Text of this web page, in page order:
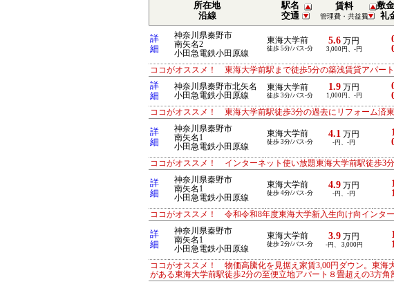
所在地
沿線
駅名
交通
賃料
管理費・共益費
敷金
礼
詳
細
神奈川県秦野市
南矢名2
小田急電鉄小田原線
東海大学前
徒歩 5分/バス-分
5.6 万円
3,000円、-円
ココがオススメ！ 東海大学前駅まで徒歩5分の築浅賃貸アパー
詳
細
神奈川県秦野市北矢名
小田急電鉄小田原線
東海大学前
徒歩 3分/バス-分
1.9 万円
1,000円、-円
ココがオススメ！ 東海大学前駅徒歩3分の過去にリフォーム済東
詳
細
神奈川県秦野市
南矢名1
小田急電鉄小田原線
東海大学前
徒歩 3分/バス-分
4.1 万円
-円、-円
ココがオススメ！ インターネット使い放題東海大学前駅徒歩3
詳
細
神奈川県秦野市
南矢名1
小田急電鉄小田原線
東海大学前
徒歩 4分/バス-分
4.9 万円
-円、-円
ココがオススメ！ 令和令和8年度東海大学新入生向け向インタ
詳
細
神奈川県秦野市
南矢名1
小田急電鉄小田原線
東海大学前
徒歩 2分/バス-分
3.9 万円
-円、 3,000円
ココがオススメ！ 物価高騰化を見据え家賃3,00円ダウン。東海
がある東海大学前駅徒歩2分の至便立地アパート８畳超えの3方角